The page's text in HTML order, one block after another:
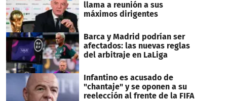
llama a reunión a sus
máximos dirigentes
Barca y Madrid podrían ser
afectados: las nuevas reglas
del arbitraje en LaLiga
Infantino es acusado de
"chantaje" y se oponen a su
reelección al frente de la FIFA